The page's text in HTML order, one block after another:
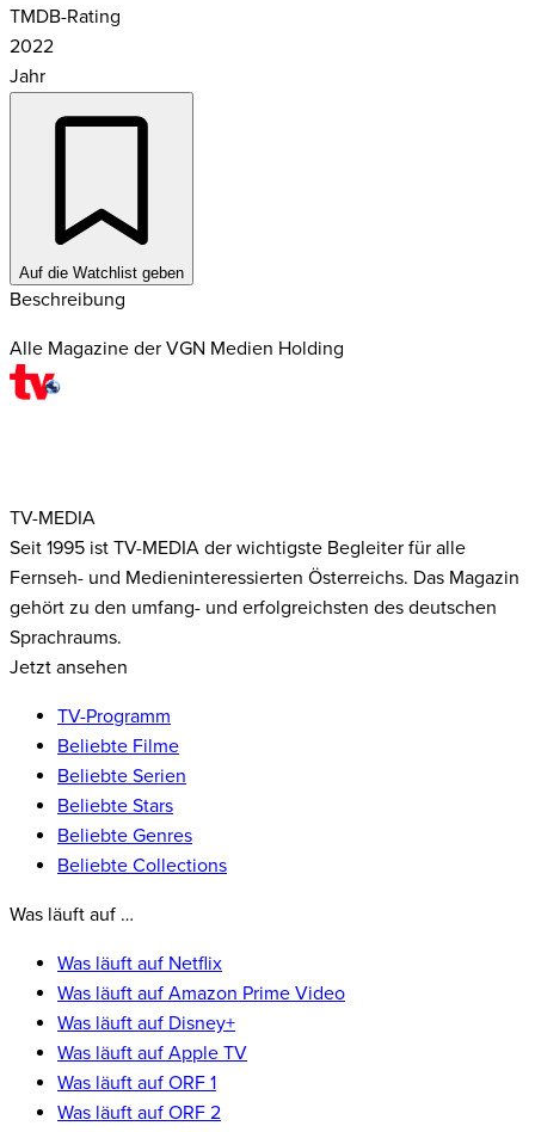
TMDB-Rating
2022
Jahr
Auf die Watchlist geben
Beschreibung
Alle Magazine der VGN Medien Holding
TV-MEDIA
Seit 1995 ist TV-MEDIA der wichtigste Begleiter für alle
Fernseh- und Medieninteressierten Österreichs. Das Magazin
gehört zu den umfang- und erfolgreichsten des deutschen
Sprachraums.
Jetzt ansehen
TV-Programm
Beliebte Filme
Beliebte Serien
Beliebte Stars
Beliebte Genres
Beliebte Collections
Was läuft auf …
Was läuft auf Netflix
Was läuft auf Amazon Prime Video
Was läuft auf Disney+
Was läuft auf Apple TV
Was läuft auf ORF 1
Was läuft auf ORF 2